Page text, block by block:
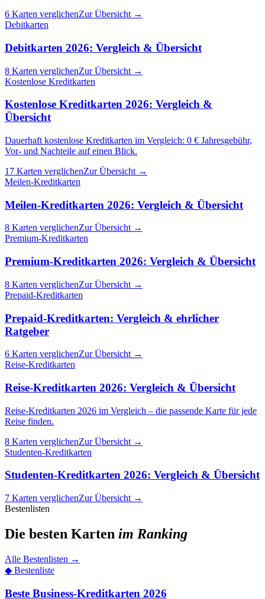
6 Karten verglichenZur Übersicht →
Debitkarten
Debitkarten 2026: Vergleich & Übersicht
8 Karten verglichenZur Übersicht →
Kostenlose Kreditkarten
Kostenlose Kreditkarten 2026: Vergleich &
Übersicht
Dauerhaft kostenlose Kreditkarten im Vergleich: 0 € Jahresgebühr,
Vor- und Nachteile auf einen Blick.
17 Karten verglichenZur Übersicht →
Meilen-Kreditkarten
Meilen-Kreditkarten 2026: Vergleich & Übersicht
8 Karten verglichenZur Übersicht →
Premium-Kreditkarten
Premium-Kreditkarten 2026: Vergleich & Übersicht
8 Karten verglichenZur Übersicht →
Prepaid-Kreditkarten
Prepaid-Kreditkarten: Vergleich & ehrlicher
Ratgeber
6 Karten verglichenZur Übersicht →
Reise-Kreditkarten
Reise-Kreditkarten 2026: Vergleich & Übersicht
Reise-Kreditkarten 2026 im Vergleich – die passende Karte für jede
Reise finden.
8 Karten verglichenZur Übersicht →
Studenten-Kreditkarten
Studenten-Kreditkarten 2026: Vergleich & Übersicht
7 Karten verglichenZur Übersicht →
Bestenlisten
Die besten Karten im Ranking
Alle Bestenlisten →
◆ Bestenliste
Beste Business-Kreditkarten 2026